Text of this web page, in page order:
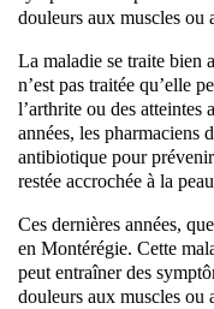
douleurs aux muscles ou
La maladie se traite bien
n’est pas traitée qu’elle
l’arthrite ou des atteintes
années, les pharmaciens
antibiotique pour
restée accrochée à la
Ces dernières années,
en Montérégie. Cette
peut entraîner des
douleurs aux muscles ou